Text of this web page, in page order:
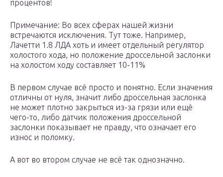
процентов!
Примечание: Во всех сферах нашей жизни
встречаются исключения. Тут тоже. Например,
Лачетти 1.8 ЛДА хоть и имеет отдельный регулятор
холостого хода, но положение дроссельной заслонки
на холостом ходу составляет 10-11%
В первом случае всё просто и понятно. Если значения
отличны от нуля, значит либо дроссельная заслонка
не может плотно закрыться из-за грязи или ещё
чего-то, либо датчик положения дроссельной
заслонки показывает не правду, что означает его
износ и поломку.
А вот во втором случае не всё так однозначно.